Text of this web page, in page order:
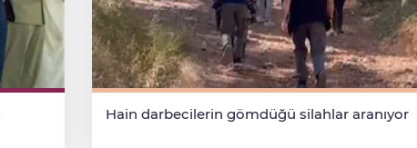
Hain darbecilerin gömdüğü silahlar aranıyor